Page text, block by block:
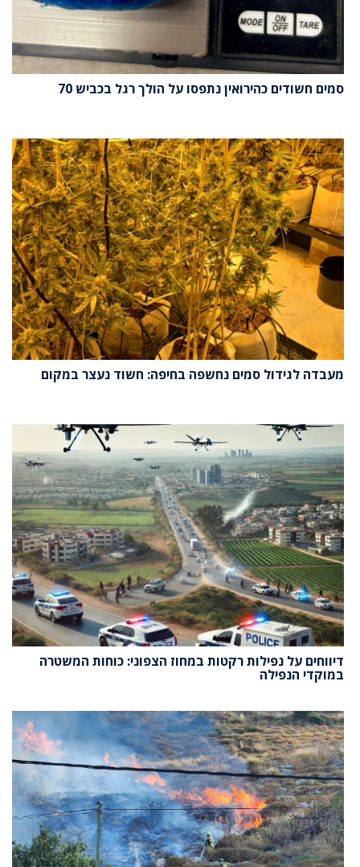
סמים חשודים כהירואין נתפסו על הולך רגל בכביש 70
מעבדה לגידול סמים נחשפה בחיפה: חשוד נעצר במקום
דיווחים על נפילות רקטות במחוז הצפוני: כוחות המשטרה
במוקדי הנפילה